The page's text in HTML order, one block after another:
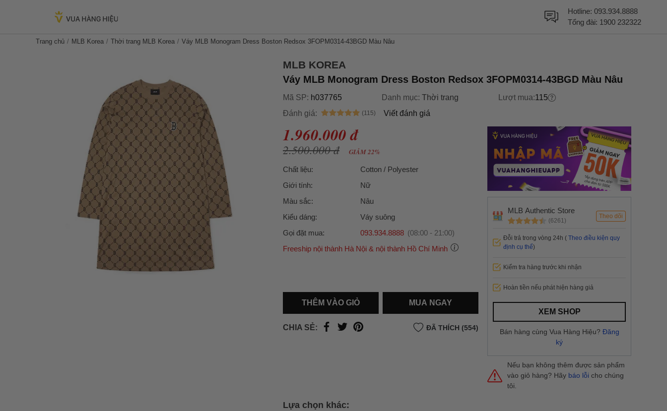
Hotline: 093.934.8888
Tổng đài: 1900 232322
Trang chủ MLB Korea Thời trang MLB Korea Váy MLB Monogram Dress Boston Redsox 3FOPM0314-43BGD Màu Nâu
MLB KOREA
Váy MLB Monogram Dress Boston Redsox 3FOPM0314-43BGD Màu Nâu
Mã SP: h037765 Danh mục: Thời trang Lượt mua:115
Đánh giá:
Viết đánh giá
1.960.000 đ
2.500.000 đ GIẢM 22%
Chất liệu:
Cotton / Polyester
Giới tính:
Nữ
Màu sắc:
Nâu
Kiểu dáng:
Váy suông
Gọi đặt mua:
093.934.8888 (08:00 - 21:00)
Freeship nội thành Hà Nội & nội thành Hồ Chí Minh
Hồ Chí Minh).
thành
Hồ Chí Minh, khách hàng muốn giao nhanh
trong ngày hoặc Đơn hàng giao hỏa tốc theo yêu cầu
THÊM VÀO GIỎ MUA NGAY
CHIA SẺ: ĐÃ THÍCH (554)
Lựa chọn khác:
MLB Authentic Store
(6261)
Theo dõi
Đỗi trả trong vòng 24h ( Theo điều kiện quy
định cụ thể)
Kiểm tra hàng trước khi nhận
Hoàn tiền nếu phát hiện hàng giả
XEM SHOP
Bán hàng cùng Vua Hàng Hiệu? Đăng
ký
Nếu bạn không thêm được sản phẩm
vào giỏ hàng? Hãy báo lỗi cho chúng
tôi.